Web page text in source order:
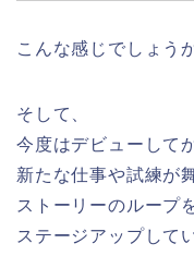
こんな感じでしょう
そして、
今度はデビューして
新たな仕事や試練が
ストーリーのループ
ステージアップして